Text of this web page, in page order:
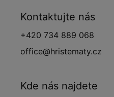
Kontaktujte nás
+420 734 889 068
office@hristematy.cz
Kde nás najdete